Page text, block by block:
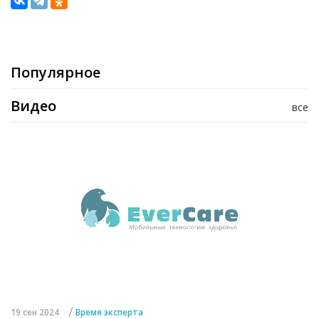
Популярное
все
Видео
19 сен 2024 / Время эксперта